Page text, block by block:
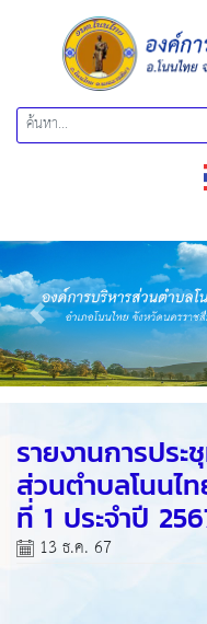
Previous
รายงานการปร
ส่วนตำบลโนน
ที่ 1 ประจำปี
13 ธ.ค. 67